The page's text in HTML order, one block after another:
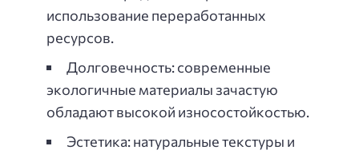
использование переработанных
ресурсов.
Долговечность: современные
экологичные материалы зачастую
обладают высокой износостойкостью.
Эстетика: натуральные текстуры и